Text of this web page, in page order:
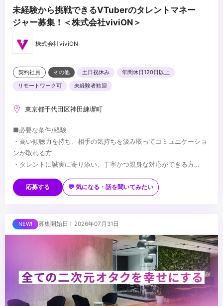
未経験から挑戦できるVTuberのタレントマネー
ジャー募集！＜株式会社viviON＞
株式会社viviON
契約社員 その他 土日祝休み
年間休日120日以上
リモートワーク可
未経験者歓迎
東京都千代田区神田練塀町
■必要な条件/経験
・高い傾聴力を持ち、相手の気持ちを汲み取ってコミュニケーショ
ンが取れる方
・タレントに誠実に寄り添い、丁寧かつ親身な対応ができる方
意
・基本的なPCスキルおよびビジネスマナー
└タレントマネージャーないしはviviON、エンタメ業界へ挑戦し
たい理由
└今までの経験から、タレントマネージャー職に活かせそうな点
・業界を問わず、メンバーのマネジメントや育成に携わった経験
・販売、接客、営業など、対人折衝や顧客対応の経験
力が求められる業務経験
・YouTubeのトレンドや動画制作に関する知見
...
応募する 💬 気になる・話を聞いてみたい
募集開始日 : 2026年07月31日